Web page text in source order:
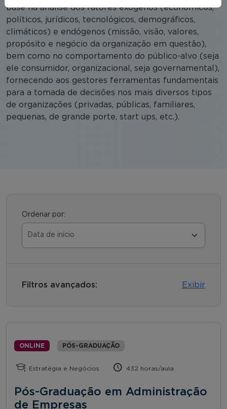
base na análise dos fatores exógenos (econômicos,
políticos, jurídicos, tecnológicos, demográficos,
climáticos) e endógenos (missão, visão, valores,
propósito e negócio da organização em questão),
bem como no comportamento do público-alvo (seja
ele consumidor, organizacional, seja governamental),
fornecendo aos gestores ferramentas fundamentais
para a tomada de decisões nos mais diversos tipos
de organizações (privadas, públicas, familiares,
pequenas, de grande porte, start ups, etc.).
Ordenar por:
Filtros avançados: Exibir
ONLINE PÓS-GRADUAÇÃO
Estratégia e Negócios 432 horas/aula
Pós-Graduação em Administração
de Empresas